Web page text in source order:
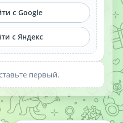
с Google
с Яндекс
первый.